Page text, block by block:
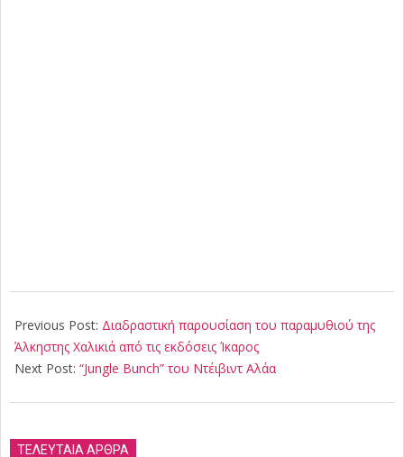
04-
27
Previous Post: Διαδραστική παρουσίαση του παραμυθιού της
Άλκηστης Χαλικιά από τις εκδόσεις Ίκαρος
Next Post: “Jungle Bunch” του Ντέιβιντ Αλάα
ΤΕΛΕΥΤΑΙΑ ΑΡΘΡΑ